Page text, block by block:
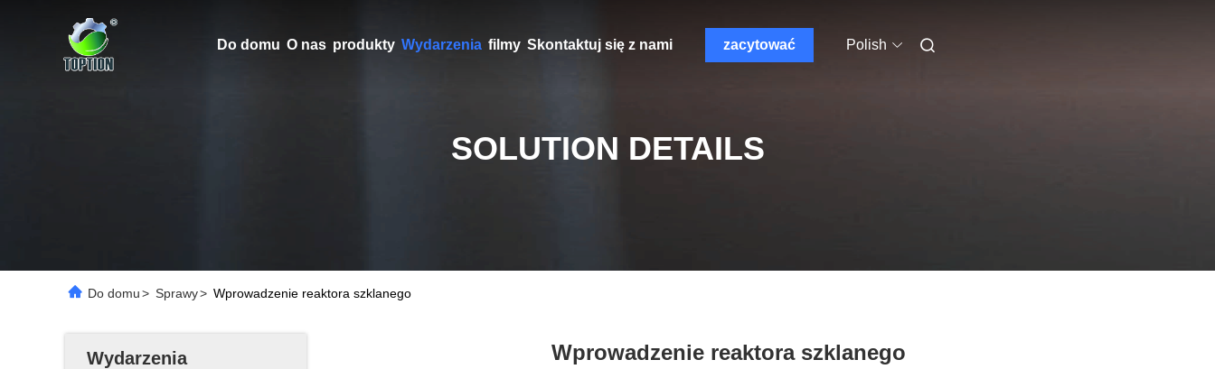
Do domu O nas produkty Wydarzenia filmy Skontaktuj się z nami zacytować Polish
SOLUTION DETAILS
Do domu> Sprawy> Wprowadzenie reaktora szklanego
Wydarzenia Wprowadzenie reaktora szklanego